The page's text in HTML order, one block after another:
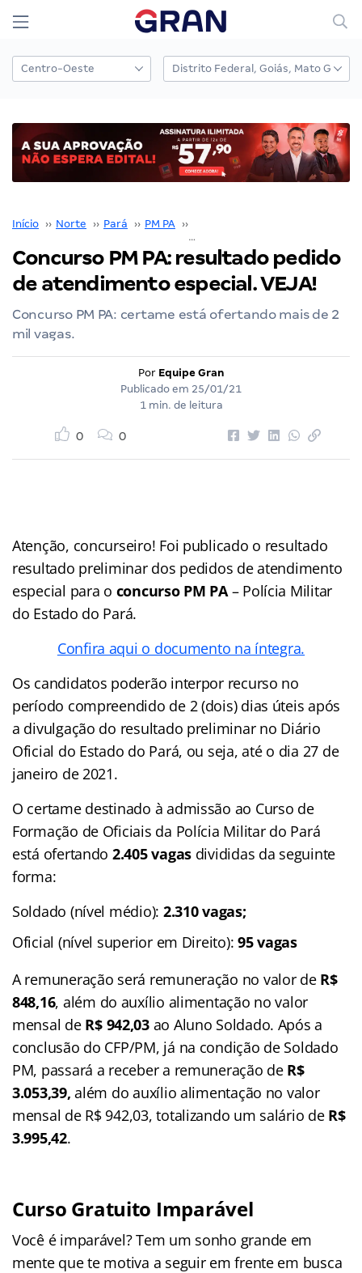
Início ›› Norte ›› Pará ›› PM PA ››
Concurso PM PA: resultado pedido
de atendimento especial. VEJA!
Concurso PM PA: certame está ofertando mais de 2
mil vagas.
Por Equipe Gran
Publicado em 25/01/21
1 min. de leitura
0 0
Atenção, concurseiro! Foi publicado o resultado
resultado preliminar dos pedidos de atendimento
especial para o concurso PM PA– Polícia Militar
do Estado do Pará.
Confira aqui o documento na íntegra.
Os candidatos poderão interpor recurso no
período compreendido de 2 (dois) dias úteis após
a divulgação do resultado preliminar no Diário
Oficial do Estado do Pará, ou seja, até o dia 27 de
janeiro de 2021.
O certame destinado à admissão ao Curso de
Formação de Oficiais da Polícia Militar do Pará
está ofertando 2.405 vagasdivididas da seguinte
forma:
Soldado (nível médio): 2.310 vagas;
Oficial (nível superior em Direito):95 vagas
A remuneração será remuneração no valor de R$
848,16, além do auxílio alimentação no valor
mensal de R$ 942,03 ao Aluno Soldado. Após a
conclusão do CFP/PM, já na condição de Soldado
PM, passará a receber a remuneração de R$
3.053,39, além do auxílio alimentação no valor
mensal de R$ 942,03, totalizando um salário de R$
3.995,42.
Curso Gratuito Imparável
Você é imparável? Tem um sonho grande em
mente que te motiva a seguir em frente em busca